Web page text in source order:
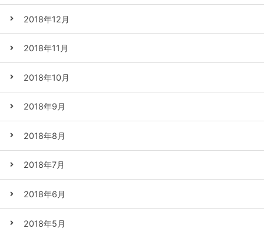
2018年12月
2018年11月
2018年10月
2018年9月
2018年8月
2018年7月
2018年6月
2018年5月